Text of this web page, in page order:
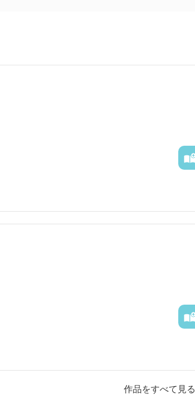
た少年
作品をすべて見る